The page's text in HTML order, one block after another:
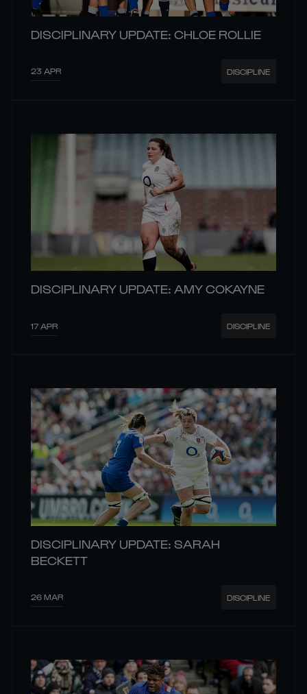
DISCIPLINARY UPDATE: CHLOE ROLLIE
23 APR DISCIPLINE
DISCIPLINARY UPDATE: AMY COKAYNE
17 APR DISCIPLINE
DISCIPLINARY UPDATE: SARAH
BECKETT
26 MAR DISCIPLINE